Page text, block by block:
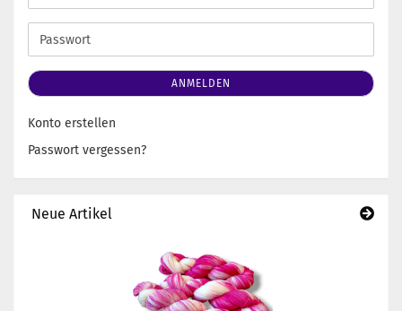
Mail-
Adresse
Passwort
ANMELDEN
Konto erstellen
Passwort vergessen?
Neue Artikel